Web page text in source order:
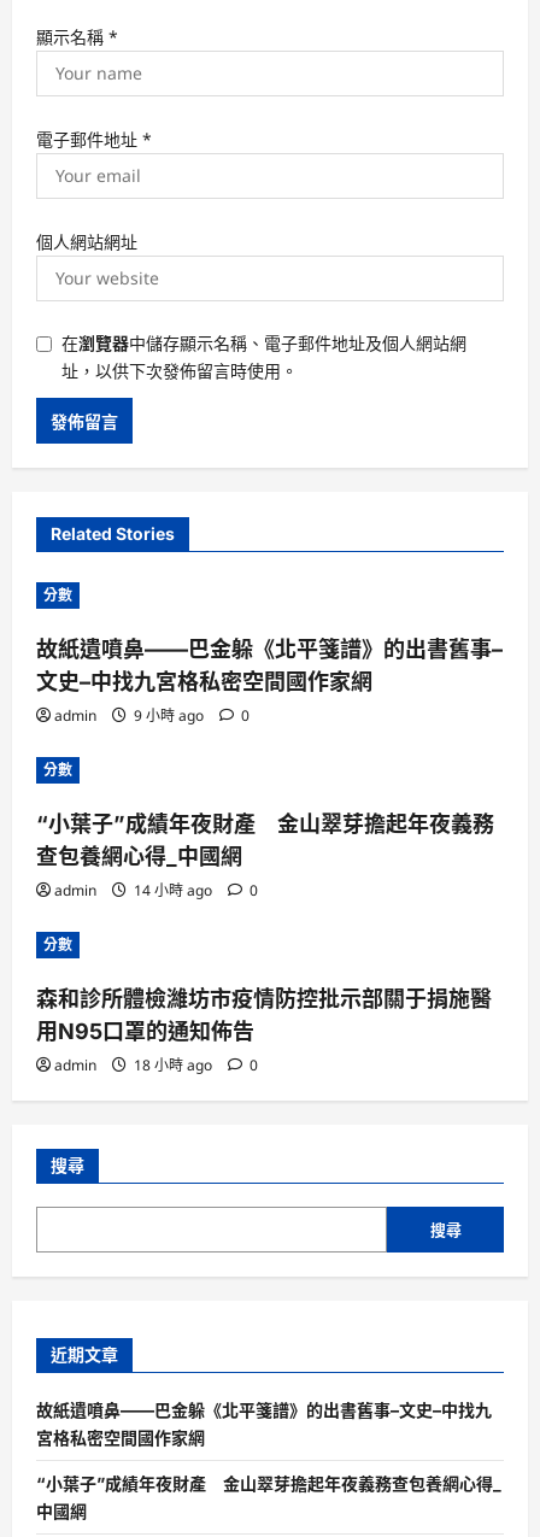
顯示名稱 *
電子郵件地址 *
個人網站網址
在瀏覽器中儲存顯示名稱、電子郵件地址及個人網站網
址，以供下次發佈留言時使用。
Related Stories
分數
故紙遺噴鼻——巴金躲《北平箋譜》的出書舊事–
文史–中找九宮格私密空間國作家網
admin 9 小時 ago 0
分數
“小葉子”成績年夜財產 金山翠芽擔起年夜義務
查包養網心得_中國網
admin 14 小時 ago 0
分數
森和診所體檢濰坊市疫情防控批示部關于捐施醫
用N95口罩的通知佈告
admin 18 小時 ago 0
搜尋
搜尋
近期文章
故紙遺噴鼻——巴金躲《北平箋譜》的出書舊事–文史–中找九
宮格私密空間國作家網
“小葉子”成績年夜財產 金山翠芽擔起年夜義務查包養網心得_
中國網